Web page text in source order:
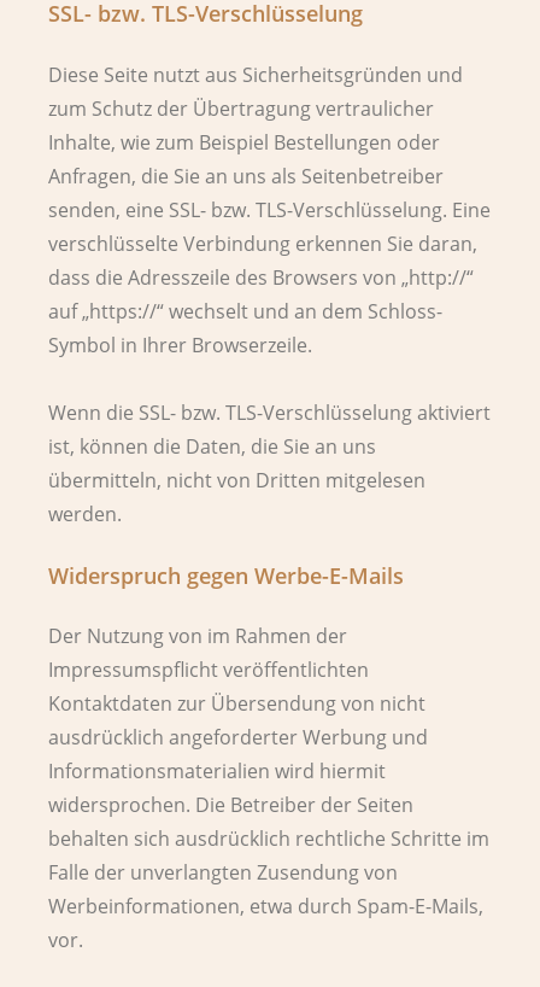
SSL- bzw. TLS-Verschlüsselung
Diese Seite nutzt aus Sicherheitsgründen und
zum Schutz der Übertragung vertraulicher
Inhalte, wie zum Beispiel Bestellungen oder
Anfragen, die Sie an uns als Seitenbetreiber
senden, eine SSL- bzw. TLS-Verschlüsselung. Eine
verschlüsselte Verbindung erkennen Sie daran,
dass die Adresszeile des Browsers von „http://“
auf „https://“ wechselt und an dem Schloss-
Symbol in Ihrer Browserzeile.
Wenn die SSL- bzw. TLS-Verschlüsselung aktiviert
ist, können die Daten, die Sie an uns
übermitteln, nicht von Dritten mitgelesen
werden.
Widerspruch gegen Werbe-E-Mails
Der Nutzung von im Rahmen der
Impressumspflicht veröffentlichten
Kontaktdaten zur Übersendung von nicht
ausdrücklich angeforderter Werbung und
Informationsmaterialien wird hiermit
widersprochen. Die Betreiber der Seiten
behalten sich ausdrücklich rechtliche Schritte im
Falle der unverlangten Zusendung von
Werbeinformationen, etwa durch Spam-E-Mails,
vor.